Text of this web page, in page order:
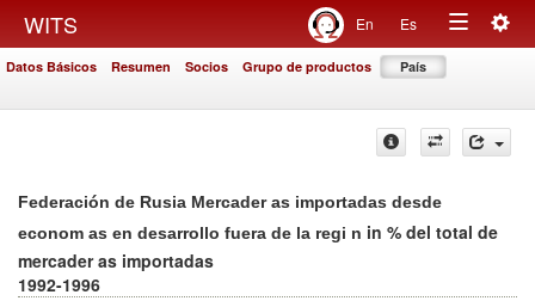
WITS En Es
Toggle
Datos Básicos Resumen Socios Grupo de productos País
Federación de Rusia Mercader as importadas desde
econom as en desarrollo fuera de la regi n in % del total de
mercader as importadas
1992-1996